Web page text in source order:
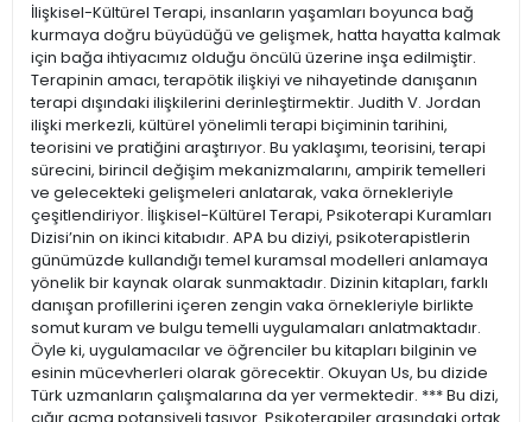
İlişkisel-Kültürel Terapi, insanların yaşamları boyunca bağ
kurmaya doğru büyüdüğü ve gelişmek, hatta hayatta kalmak
için bağa ihtiyacımız olduğu öncülü üzerine inşa edilmiştir.
Terapinin amacı, terapötik ilişkiyi ve nihayetinde danışanın
terapi dışındaki ilişkilerini derinleştirmektir. Judith V. Jordan
ilişki merkezli, kültürel yönelimli terapi biçiminin tarihini,
teorisini ve pratiğini araştırıyor. Bu yaklaşımı, teorisini, terapi
sürecini, birincil değişim mekanizmalarını, ampirik temelleri
ve gelecekteki gelişmeleri anlatarak, vaka örnekleriyle
çeşitlendiriyor. İlişkisel-Kültürel Terapi, Psikoterapi Kuramları
Dizisi’nin on ikinci kitabıdır. APA bu diziyi, psikoterapistlerin
günümüzde kullandığı temel kuramsal modelleri anlamaya
yönelik bir kaynak olarak sunmaktadır. Dizinin kitapları, farklı
danışan profillerini içeren zengin vaka örnekleriyle birlikte
somut kuram ve bulgu temelli uygulamaları anlatmaktadır.
Öyle ki, uygulamacılar ve öğrenciler bu kitapları bilginin ve
esinin mücevherleri olarak görecektir. Okuyan Us, bu dizide
Türk uzmanların çalışmalarına da yer vermektedir. *** Bu dizi,